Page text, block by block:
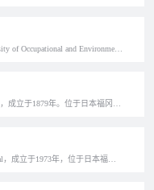
产业医科大学病院 Hospital of the University of Occupational and Environmental Health Japan，成立于1978年。 位于日本福冈县北九州市，是北九州地区唯一一家获得特定功能医院认证的大学病院。
福冈大学病院 Fukuoka University Hospital，成立于1973年，位于日本福冈县福冈市城南区，于1994年获得“日本特定功能”医院认证。